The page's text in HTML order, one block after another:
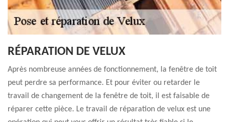
RÉPARATION DE VELUX
Après nombreuse années de fonctionnement, la fenêtre de toit
peut perdre sa performance. Et pour éviter ou retarder le
travail de changement de la fenêtre de toit, il est faisable de
réparer cette pièce. Le travail de réparation de velux est une